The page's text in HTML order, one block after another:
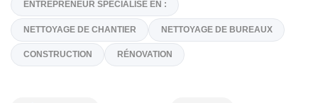
(514) 346 2321
(450) 314 1121
ldauphinais@gmail.com